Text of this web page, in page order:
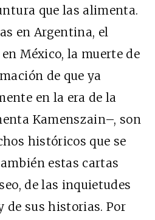
que las alimenta.
en Argentina, el
México, la muerte de
de que ya
en la era de la
Kamenszain–, son
históricos que se
estas cartas
de las inquietudes
de sus historias. Por